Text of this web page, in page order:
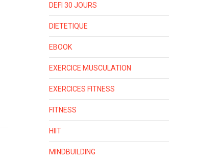
DEFI 30 JOURS
DIETETIQUE
EBOOK
EXERCICE MUSCULATION
EXERCICES FITNESS
FITNESS
HIIT
MINDBUILDING